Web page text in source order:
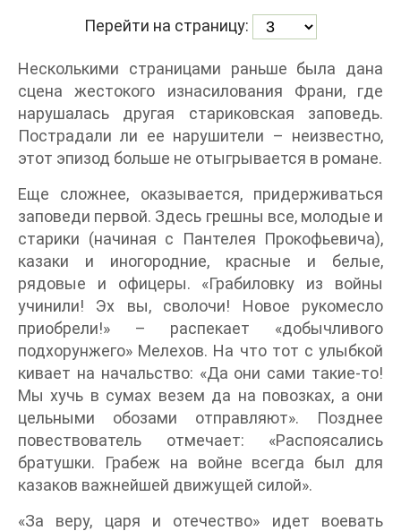
Перейти на страницу:
Несколькими страницами раньше была дана
сцена жестокого изнасилования Франи, где
нарушалась другая стариковская заповедь.
Пострадали ли ее нарушители – неизвестно,
этот эпизод больше не отыгрывается в романе.
Еще сложнее, оказывается, придерживаться
заповеди первой. Здесь грешны все, молодые и
старики (начиная с Пантелея Прокофьевича),
казаки и иногородние, красные и белые,
рядовые и офицеры. «Грабиловку из войны
учинили! Эх вы, сволочи! Новое рукомесло
приобрели!» – распекает «добычливого
подхорунжего» Мелехов. На что тот с улыбкой
кивает на начальство: «Да они сами такие-то!
Мы хучь в сумах везем да на повозках, а они
цельными обозами отправляют». Позднее
повествователь отмечает: «Распоясались
братушки. Грабеж на войне всегда был для
казаков важнейшей движущей силой».
«За веру, царя и отечество» идет воевать